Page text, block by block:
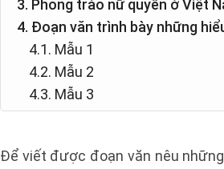
3. Phong trào nữ quyền ở Việt
4. Đoạn văn trình bày những
4.1. Mẫu 1
4.2. Mẫu 2
4.3. Mẫu 3
Để viết được đoạn văn nêu